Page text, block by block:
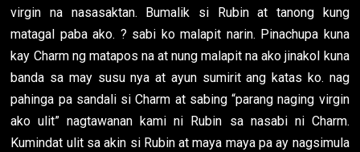
virgin na nasasaktan. Bumalik si Rubin at tanong kung
matagal paba ako. ? sabi ko malapit narin. Pinachupa kuna
kay Charm ng matapos na at nung malapit na ako jinakol kuna
banda sa may susu nya at ayun sumirit ang katas ko. nag
pahinga pa sandali si Charm at sabing “parang naging virgin
ako ulit” nagtawanan kami ni Rubin sa nasabi ni Charm.
Kumindat ulit sa akin si Rubin at maya maya pa ay nagsimula